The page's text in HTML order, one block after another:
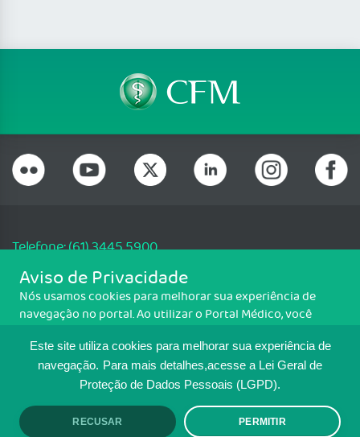
Este site utiliza cookies para melhorar sua experiência de
navegação. Para mais detalhes,acesse a Lei Geral de
Proteção de Dados Pessoais (LGPD).
RECUSAR PERMITIR
Telefone: (61) 3445 5900
Email: cfm@portalmedico.org.br
SGAS 616, Conjunto D, Lote 115, L2 Sul, Brasília/DF - CEP: 70200-760 -
CNPJ: 33.583.550/0001-30
MAPA DO SITE
TRANSPARÊNCIA E PRESTAÇÃO DE
CONTAS
Aviso de Privacidade
Nós usamos cookies para melhorar sua experiência de
navegação no portal. Ao utilizar o Portal Médico, você
Para ter mais informações sobre como isso é feito, acesse
Política de cookies. Se você concorda, clique em ACEITO.
ACEITO